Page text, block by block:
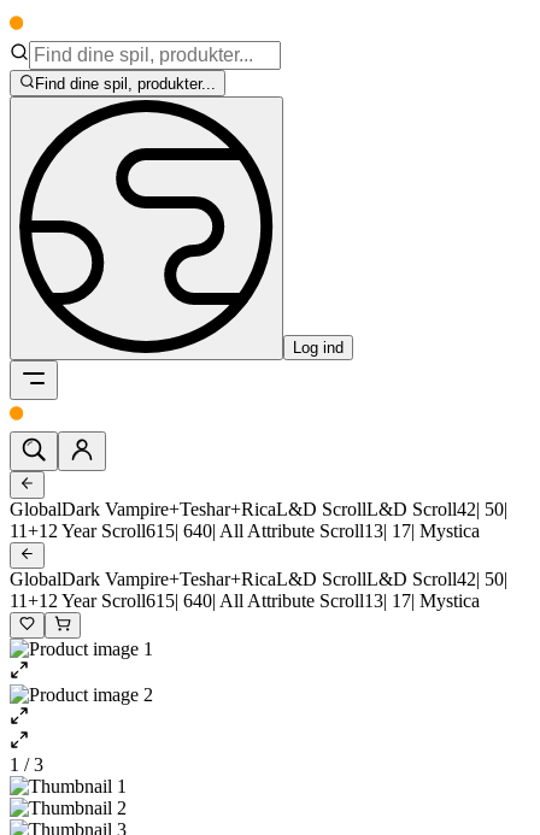
Find dine spil, produkter...
Log ind
GlobalDark Vampire+Teshar+RicaL&D ScrollL&D Scroll42| 50|
11+12 Year Scroll615| 640| All Attribute Scroll13| 17| Mystica
GlobalDark Vampire+Teshar+RicaL&D ScrollL&D Scroll42| 50|
11+12 Year Scroll615| 640| All Attribute Scroll13| 17| Mystica
1 / 3